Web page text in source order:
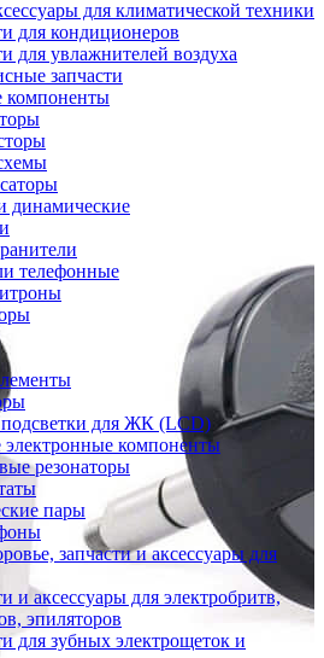
для климатической техники
для кондиционеров
для увлажнителей воздуха
запчасти
компоненты
динамические
телефонные
для ЖК (LCD)
компоненты
резонаторы
пары
запчасти и аксессуары для
и аксессуары для электробритв,
эпиляторов
для зубных электрощеток и